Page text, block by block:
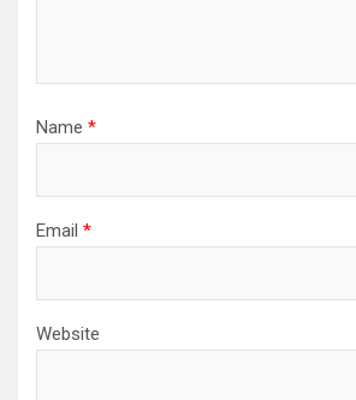
Name *
Email *
Website